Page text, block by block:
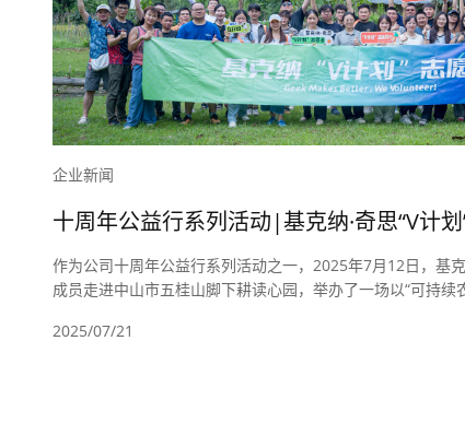
企业新闻
十周年公益行系列活动|基克纳·奇思“V计
作为公司十周年公益行系列活动之一，2025年7月12日，基
成员走进中山市五桂山脚下耕读心园，举办了一场以“可持续
创新路径，展现了企业在绿色环保领域的责任担当与先锋实践
2025/07/21